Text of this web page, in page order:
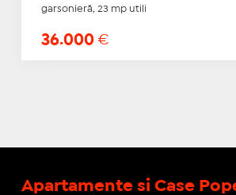
garsonieră, 23 mp utili
36.000 €
Apartamente si Case